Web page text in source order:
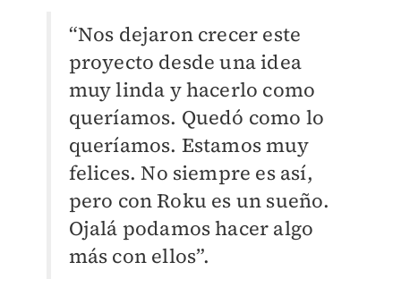
“Nos dejaron crecer este
proyecto desde una idea
muy linda y hacerlo como
queríamos. Quedó como lo
queríamos. Estamos muy
felices. No siempre es así,
pero con Roku es un sueño.
Ojalá podamos hacer algo
más con ellos”.